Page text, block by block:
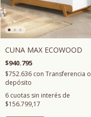
CUNA MAX ECOWOOD
$940.795
$752.636 con Transferencia o
depósito
6 cuotas sin interés de
$156.799,17